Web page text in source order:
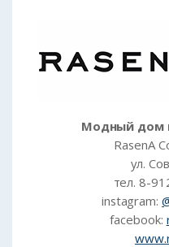
Модный дом
RasenA
ул.
тел. 8-
instagram:
facebook: